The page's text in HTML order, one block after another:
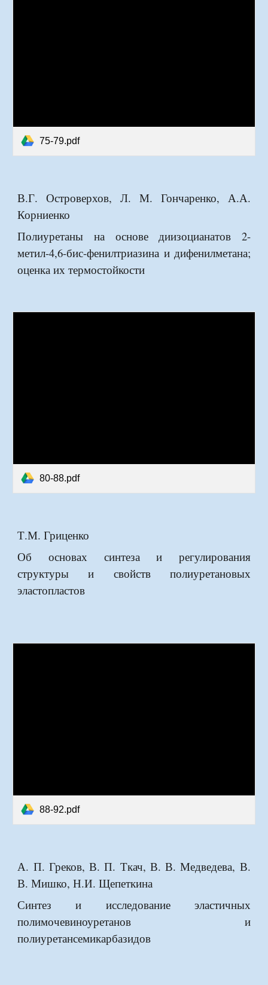
75-79.pdf
В.Г. Островерхов, Л. М. Гончаренко, А.А.
Корниенко
Полиуретаны на основе диизоцианатов 2-
метил-4,6-бис-фенилтриазина и дифенилметана;
оценка их термостойкости
80-88.pdf
Т.М. Гриценко
Об основах синтеза и регулирования
структуры и свойств полиуретановых
эластопластов
88-92.pdf
А. П. Греков, В. П. Ткач, В. В. Медведева, В.
В. Мишко, Н.И. Щепеткина
Синтез и исследование эластичных
полимочевиноуретанов и
полиуретансемикарбазидов